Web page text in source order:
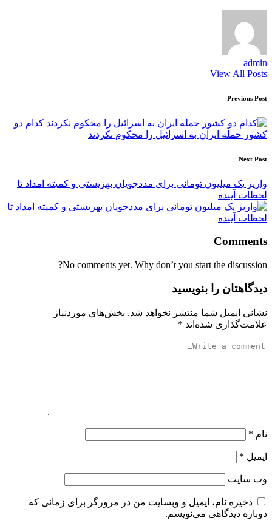
admin
View All Posts
Post
navigation
Previous Post
کدام دو
کشور حمله ایران به اسرائیل را محکوم نکردند
Next Post
واریز یک میلیون تومانی برای مددجویان بهزیستی و کمیته امداد تا
لحظات آینده
Comments
No comments yet. Why don’t you start the discussion?
دیدگاهتان را بنویسید
نشانی ایمیل شما منتشر نخواهد شد. بخش‌های موردنیاز
علامت‌گذاری شده‌اند *
نام *
ایمیل *
وب‌ سایت
ذخیره نام، ایمیل و وبسایت من در مرورگر برای زمانی که
دوباره دیدگاهی می‌نویسم.